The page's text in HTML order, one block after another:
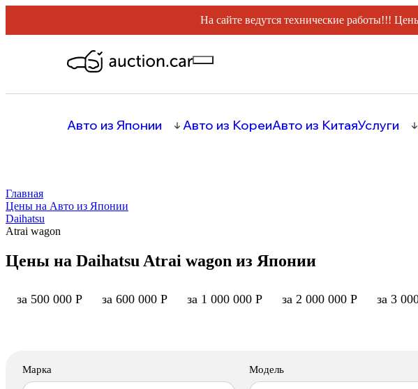
На сайте ведутся технические работы!!!
Авто из Японии Авто из КореиАвто из КитаяУслуги
Главная
Цены на Авто из Японии
Daihatsu
Atrai wagon
Цены на Daihatsu Atrai wagon из Японии
за 500 000 Р за 600 000 Р за 1 000 000 Р за 2 000 000 Р за 3
Марка Модель